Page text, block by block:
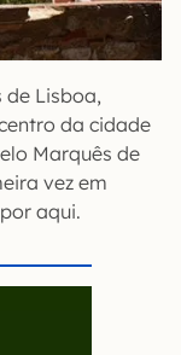
Lisboa,
da cidade
Marquês de
vez em
aqui.